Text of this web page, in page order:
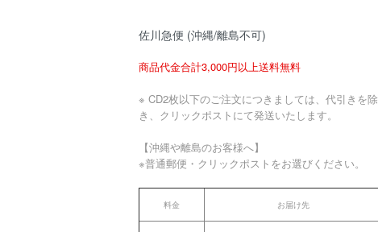
佐川急便 (沖縄/離島不可)
商品代金合計3,000円以上送料無料
※ CD2枚以下のご注文につきましては、代引きを除
き、クリックポストにて発送いたします。
【沖縄や離島のお客様へ】
※普通郵便・クリックポストをお選びください。
料金 お届け先